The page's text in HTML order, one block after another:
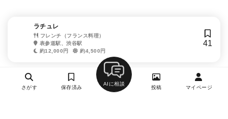
ラチュレ
フレンチ（フランス料理）
表参道駅、渋谷駅
約12,000円
約4,500円
41
さがす 保存済み
AIに相談
投稿 マイページ